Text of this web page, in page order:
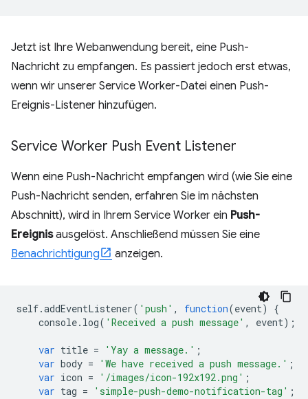
Jetzt ist Ihre Webanwendung bereit, eine Push-
Nachricht zu empfangen. Es passiert jedoch erst etwas,
wenn wir unserer Service Worker-Datei einen Push-
Ereignis-Listener hinzufügen.
Service Worker Push Event Listener
Wenn eine Push-Nachricht empfangen wird (wie Sie eine
Push-Nachricht senden, erfahren Sie im nächsten
Abschnitt), wird in Ihrem Service Worker ein Push-
Ereignisausgelöst. Anschließend müssen Sie eine
Benachrichtigung
anzeigen.
self.addEventListener( 'push' , function(event)
{
console. log( 'Received a push message' , event);
var title = 'Yay a message.' ;
var body = 'We have received a push message.' ;
var icon = '/images/icon-192x192.png' ;
var tag = 'simple-push-demo-notification-tag' ;